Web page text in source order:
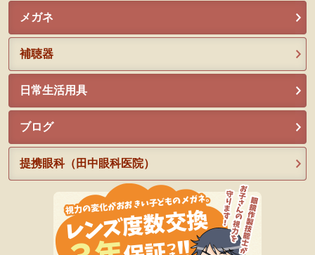
メガネ
補聴器
日常生活用具
ブログ
提携眼科（田中眼科医院）